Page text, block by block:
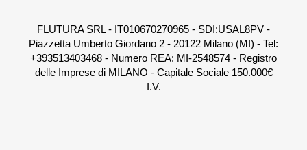
FLUTURA SRL - IT010670270965 - SDI:USAL8PV -
Piazzetta Umberto Giordano 2 - 20122 Milano (MI) - Tel:
+393513403468 - Numero REA: MI-2548574 - Registro
delle Imprese di MILANO - Capitale Sociale 150.000€
I.V.